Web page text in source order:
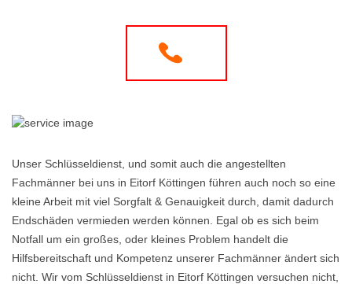
Unser Schlüsseldienst, und somit auch die angestellten
Fachmänner bei uns in Eitorf Köttingen führen auch noch so eine
kleine Arbeit mit viel Sorgfalt & Genauigkeit durch, damit dadurch
Endschäden vermieden werden können. Egal ob es sich beim
Notfall um ein großes, oder kleines Problem handelt die
Hilfsbereitschaft und Kompetenz unserer Fachmänner ändert sich
nicht. Wir vom Schlüsseldienst in Eitorf Köttingen versuchen nicht,